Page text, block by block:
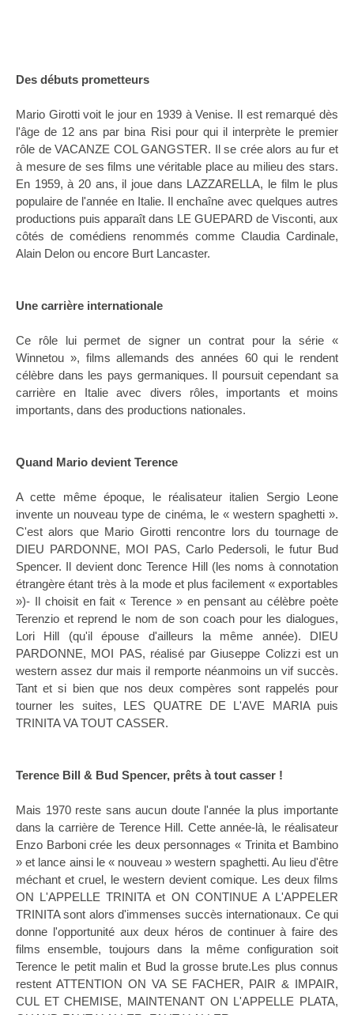
Des débuts prometteurs
Mario Girotti voit le jour en 1939 à Venise. Il est remarqué dès
l'âge de 12 ans par bina Risi pour qui il interprète le premier
rôle de VACANZE COL GANGSTER. Il se crée alors au fur et
à mesure de ses films une véritable place au milieu des stars.
En 1959, à 20 ans, il joue dans LAZZARELLA, le film le plus
populaire de l'année en Italie. Il enchaîne avec quelques autres
productions puis apparaît dans LE GUEPARD de Visconti, aux
côtés de comédiens renommés comme Claudia Cardinale,
Alain Delon ou encore Burt Lancaster.
Une carrière internationale
Ce rôle lui permet de signer un contrat pour la série «
Winnetou », films allemands des années 60 qui le rendent
célèbre dans les pays germaniques. Il poursuit cependant sa
carrière en Italie avec divers rôles, importants et moins
importants, dans des productions nationales.
Quand Mario devient Terence
A cette même époque, le réalisateur italien Sergio Leone
invente un nouveau type de cinéma, le « western spaghetti ».
C'est alors que Mario Girotti rencontre lors du tournage de
DIEU PARDONNE, MOI PAS, Carlo Pedersoli, le futur Bud
Spencer. Il devient donc Terence Hill (les noms à connotation
étrangère étant très à la mode et plus facilement « exportables
»)- Il choisit en fait « Terence » en pensant au célèbre poète
Terenzio et reprend le nom de son coach pour les dialogues,
Lori Hill (qu'il épouse d'ailleurs la même année). DIEU
PARDONNE, MOI PAS, réalisé par Giuseppe Colizzi est un
western assez dur mais il remporte néanmoins un vif succès.
Tant et si bien que nos deux compères sont rappelés pour
tourner les suites, LES QUATRE DE L'AVE MARIA puis
TRINITA VA TOUT CASSER.
Terence Bill & Bud Spencer, prêts à tout casser !
Mais 1970 reste sans aucun doute l'année la plus importante
dans la carrière de Terence Hill. Cette année-là, le réalisateur
Enzo Barboni crée les deux personnages « Trinita et Bambino
» et lance ainsi le « nouveau » western spaghetti. Au lieu d'être
méchant et cruel, le western devient comique. Les deux films
ON L'APPELLE TRINITA et ON CONTINUE A L'APPELER
TRINITA sont alors d'immenses succès internationaux. Ce qui
donne l'opportunité aux deux héros de continuer à faire des
films ensemble, toujours dans la même configuration soit
Terence le petit malin et Bud la grosse brute.Les plus connus
restent ATTENTION ON VA SE FACHER, PAIR & IMPAIR,
CUL ET CHEMISE, MAINTENANT ON L'APPELLE PLATA,